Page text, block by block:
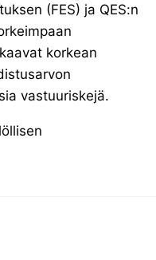
(FES) ja QES:n
korkean
vastuuriskejä.